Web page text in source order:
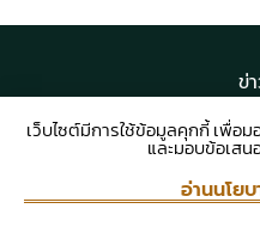
ข่
ร่วม
ติ
เว็บไซต์มีการใช้ข้อมูลคุกกี้ เพื่อ
และมอบข้อเส
อ่านนโยบ